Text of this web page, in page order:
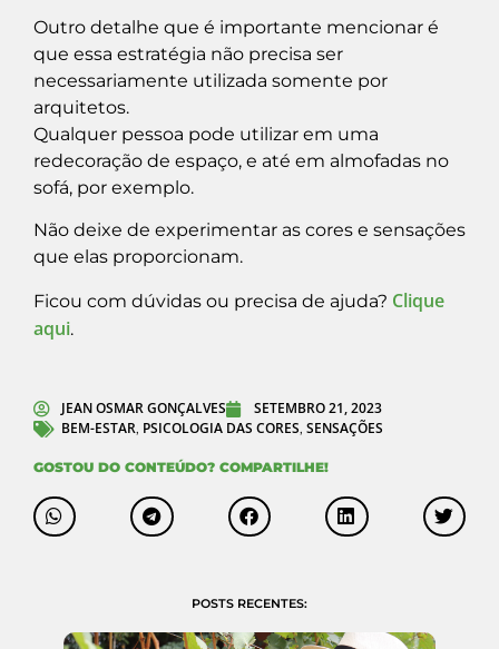
Outro detalhe que é importante mencionar é
que essa estratégia não precisa ser
necessariamente utilizada somente por
arquitetos.
Qualquer pessoa pode utilizar em uma
redecoração de espaço, e até em almofadas no
sofá, por exemplo.
Não deixe de experimentar as cores e sensações
que elas proporcionam.
Ficou com dúvidas ou precisa de ajuda? Clique
aqui.
JEAN OSMAR GONÇALVES
SETEMBRO 21, 2023
BEM-ESTAR, PSICOLOGIA DAS CORES, SENSAÇÕES
GOSTOU DO CONTEÚDO? COMPARTILHE!
POSTS RECENTES: